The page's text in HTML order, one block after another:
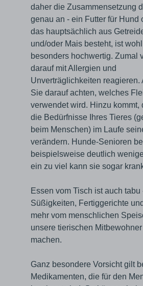
daher die Zusammensetzung
genau an - ein Futter für Hund
das hauptsächlich aus
und/oder Mais besteht, ist
besonders hochwertig. Zumal
darauf mit Allergien und
Unverträglichkeiten reagieren.
Sie darauf achten, welches
verwendet wird. Hinzu kommt,
die Bedürfnisse Ihres Tieres
beim Menschen) im Laufe
verändern. Hunde-Senioren
beispielsweise deutlich
ein zu viel kann sie sogar
Essen vom Tisch ist auch tabu
Süßigkeiten, Fertiggerichte
mehr vom menschlichen
unsere tierischen
machen.
Ganz besondere Vorsicht gilt
Medikamenten, die für den